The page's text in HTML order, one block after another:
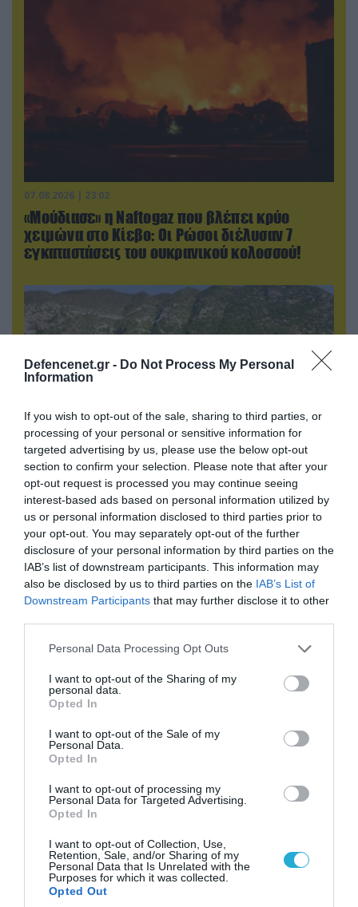
Defencenet.gr - Do Not Process My Personal
Information
If you wish to opt-out of the sale, sharing to third parties, or
processing of your personal or sensitive information for
targeted advertising by us, please use the below opt-out
section to confirm your selection. Please note that after your
opt-out request is processed you may continue seeing
interest-based ads based on personal information utilized by
us or personal information disclosed to third parties prior to
your opt-out. You may separately opt-out of the further
disclosure of your personal information by third parties on the
IAB’s list of downstream participants. This information may
also be disclosed by us to third parties on the IAB’s List of
Downstream Participants that may further disclose it to other
Please note that this website/app uses one or more Google
not limited to your visit or usage behaviour. You may click to
grant or deny consent to Google and its third-party tags to
use your data for below specified purposes in below Google
consent section.
Personal Data Processing Opt Outs
I want to opt-out of the Sharing of my
personal data.
Opted In
I want to opt-out of the Sale of my
Personal Data.
Opted In
I want to opt-out of processing my
Personal Data for Targeted Advertising.
Opted In
I want to opt-out of Collection, Use,
Retention, Sale, and/or Sharing of my
Personal Data that Is Unrelated with the
Purposes for which it was collected.
Opted Out
07.08.2026 | 23:02
«Μούδιασε» η Naftogaz που βλέπει κρύο
χειμώνα στο Κίεβο: Οι Ρώσοι διέλυσαν 7
εγκαταστάσεις του ουκρανικού κολοσσού!
07.08.2026 | 11:02
Κλειστή μέχρι νεωτέρας η παραλία
Λυκοδήμου στα Κύθηρα για λόγους ασφαλείας
ΠΟΛΙΤΙΚΗ
08.08.2026 | 09:02
«Η απόλυτη τραγωδία»: Η «αιχμηρή» ανάρτηση
του Αρκά για τα τατουάζ (φωτο)